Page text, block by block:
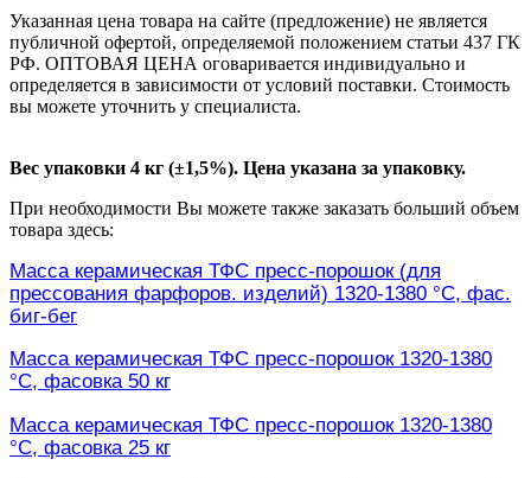
Указанная цена товара на сайте (предложение) не является
публичной офертой, определяемой положением статьи 437 ГК
РФ. ОПТОВАЯ ЦЕНА оговаривается индивидуально и
определяется в зависимости от условий поставки. Стоимость
вы можете уточнить у специалиста.
Вес упаковки 4 кг (±1,5%). Цена указана за упаковку.
При необходимости Вы можете также заказать больший объем
товара здесь:
Масса керамическая ТФС пресс-порошок (для
прессования фарфоров. изделий) 1320-1380 °С, фас.
биг-бег
Масса керамическая ТФС пресс-порошок 1320-1380
°С, фасовка 50 кг
Масса керамическая ТФС пресс-порошок 1320-1380
°С, фасовка 25 кг